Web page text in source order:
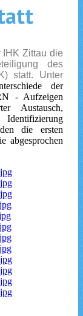
IHK Zittau die
des
statt. Unter
der
- Aufzeigen
Austausch,
die ersten
abgesprochen